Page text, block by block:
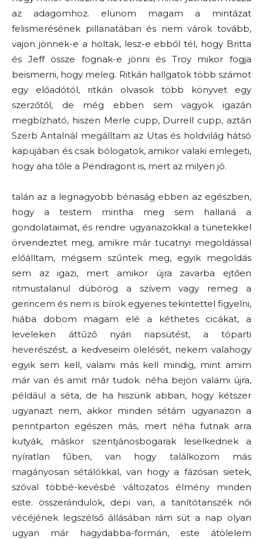
az adagomhoz. elunom magam a mintázat
felismerésének pillanatában és nem várok tovább,
vajon jönnek-e a holtak, lesz-e ebből tél, hogy Britta
és Jeff össze fognak-e jönni és Troy mikor fogja
beismerni, hogy meleg. Ritkán hallgatok több számot
egy előadótól, ritkán olvasok több könyvet egy
szerzőtől, de még ebben sem vagyok igazán
megbízható, hiszen Merle cupp, Durrell cupp, aztán
Szerb Antalnál megálltam az Utas és holdvilág hátsó
kapujában és csak bólogatok, amikor valaki emlegeti,
hogy aha tőle a Pendragont is, mert az milyen jó.
talán az a legnagyobb bénaság ebben az egészben,
hogy a testem mintha meg sem hallaná a
gondolataimat, és rendre ugyanazokkal a tünetekkel
örvendeztet meg, amikre már tucatnyi megoldással
előálltam, mégsem szűntek meg, egyik megoldás
sem az igazi, mert amikor újra zavarba ejtően
ritmustalanul dübörög a szívem vagy remeg a
gerincem és nem is bírok egyenes tekintettel figyelni,
hiába dobom magam elé a kéthetes cicákat, a
leveleken áttűző nyári napsütést, a tóparti
heverészést, a kedveseim ölelését, nekem valahogy
egyik sem kell, valami más kell mindig, mint amim
már van és amit már tudok. néha bejön valami újra,
például a séta, de ha hiszünk abban, hogy kétszer
ugyanazt nem, akkor minden sétám ugyanazon a
perintparton egészen más, mert néha futnak arra
kutyák, máskor szentjánosbogarak leselkednek a
nyíratlan fűben, van hogy találkozom más
magányosan sétálókkal, van hogy a fázósan sietek,
szóval többé-kevésbé változatos élmény minden
este. összerándulok, depi van, a tanítótanszék női
vécéjének legszélső állásában rám süt a nap olyan
ugyan már hagydabba-formán, este átölelem